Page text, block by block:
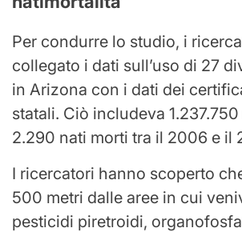
Per condurre lo studio, i
collegato i dati sull’uso di 27
in Arizona con i dati dei
statali. Ciò includeva
2.290 nati morti tra il 2006 e il
I ricercatori hanno scoperto
500 metri dalle aree in cui
pesticidi piretroidi,